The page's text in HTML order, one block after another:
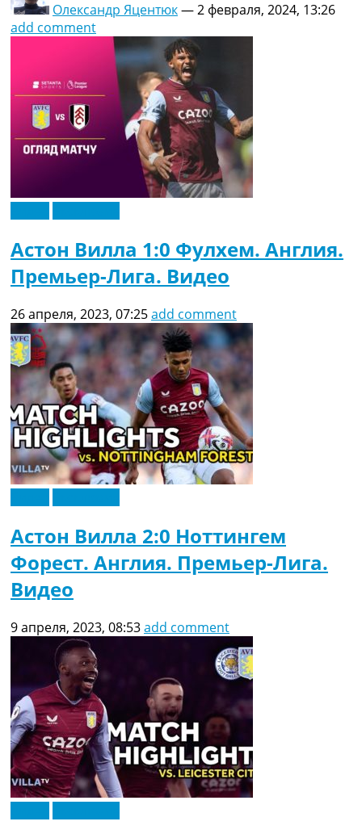
Олександр Яцентюк—2 февраля, 2024, 13:26
add comment
Астон Вилла 1:0 Фулхем. Англия.
Премьер-Лига. Видео
26 апреля, 2023, 07:25add comment
Астон Вилла 2:0 Ноттингем
Форест. Англия. Премьер-Лига.
Видео
9 апреля, 2023, 08:53add comment